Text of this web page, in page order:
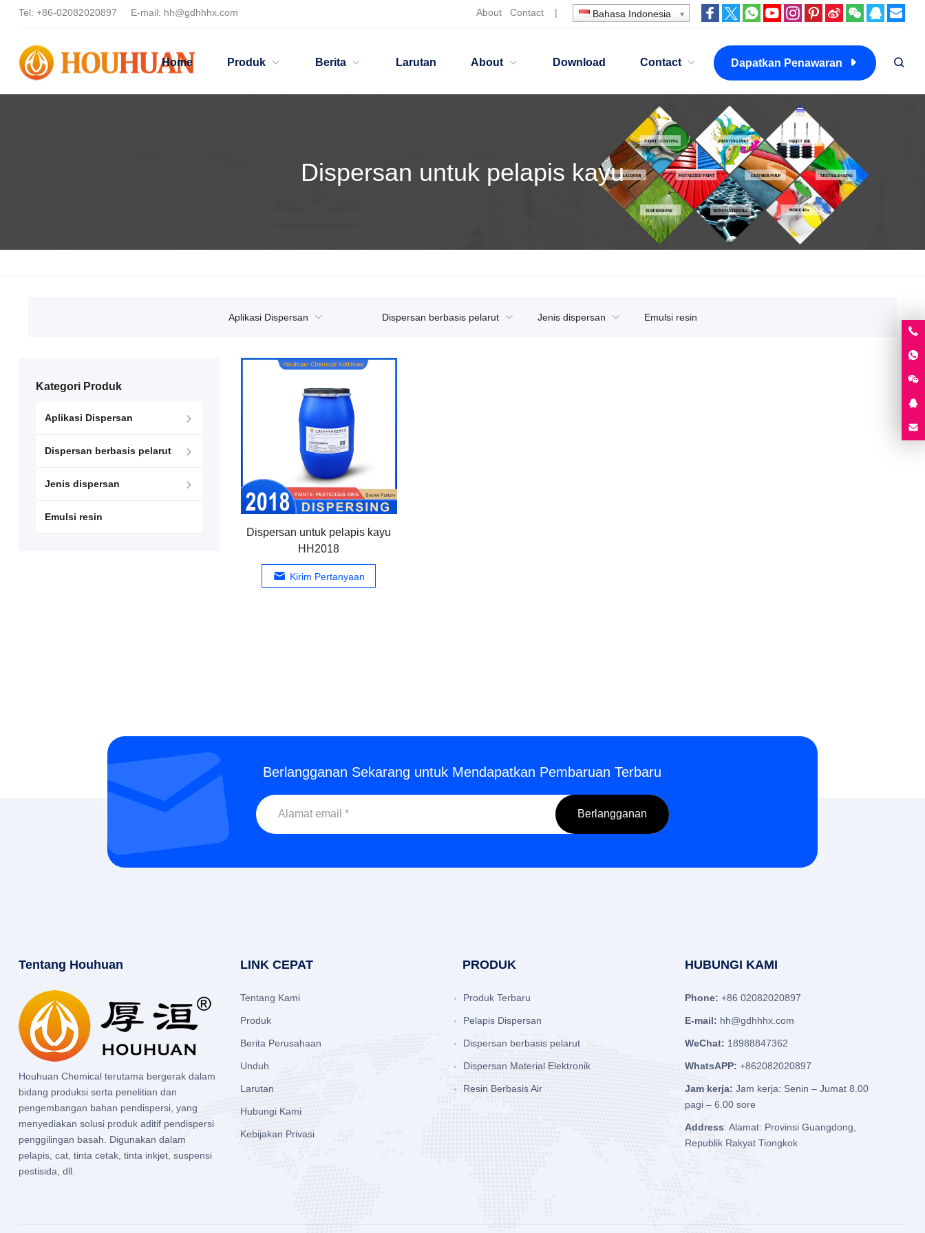
Tel: +86-02082020897 E-mail: hh@gdhhhx.com About Contact | Bahasa Indonesia
Home Produk Berita Larutan About Download Contact Dapatkan Penawaran
Dispersan untuk pelapis kayu
Aplikasi Dispersan Dispersan berbasis pelarut Jenis dispersan Emulsi resin
Dispersan untuk pelapis kayu
HH2018
Kirim Pertanyaan
Kategori Produk
Aplikasi Dispersan
Dispersan berbasis pelarut
Jenis dispersan
Emulsi resin
Berlangganan Sekarang untuk Mendapatkan Pembaruan Terbaru
Tentang Houhuan
Houhuan Chemical terutama bergerak dalam
bidang produksi serta penelitian dan
pengembangan bahan pendispersi, yang
menyediakan solusi produk aditif pendispersi
penggilingan basah. Digunakan dalam
pelapis, cat, tinta cetak, tinta inkjet, suspensi
pestisida, dll.
LINK CEPAT
Tentang Kami
Produk
Berita Perusahaan
Unduh
Larutan
Hubungi Kami
Kebijakan Privasi
PRODUK
Produk Terbaru
Pelapis Dispersan
Dispersan berbasis pelarut
Dispersan Material Elektronik
Resin Berbasis Air
HUBUNGI KAMI
Phone: +86 02082020897
E-mail: hh@gdhhhx.com
WeChat: 18988847362
WhatsAPP: +862082020897
Jam kerja: Jam kerja: Senin – Jumat 8.00
pagi – 6.00 sore
Address: Alamat: Provinsi Guangdong,
Republik Rakyat Tiongkok